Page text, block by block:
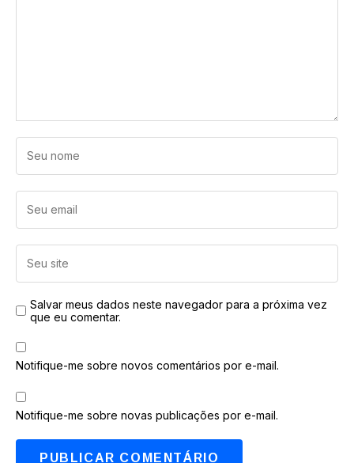
Salvar meus dados neste navegador para a próxima vez
que eu comentar.
Notifique-me sobre novos comentários por e-mail.
Notifique-me sobre novas publicações por e-mail.